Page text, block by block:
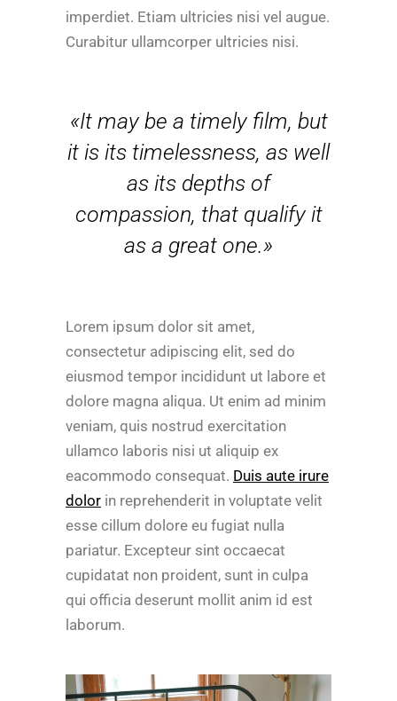
imperdiet. Etiam ultricies nisi vel augue.
Curabitur ullamcorper ultricies nisi.
«It may be a timely film, but
it is its timelessness, as well
as its depths of
compassion, that qualify it
as a great one.»
Lorem ipsum dolor sit amet,
consectetur adipiscing elit, sed do
eiusmod tempor incididunt ut labore et
dolore magna aliqua. Ut enim ad minim
veniam, quis nostrud exercitation
ullamco laboris nisi ut aliquip ex
eacommodo consequat. Duis aute irure
dolor in reprehenderit in voluptate velit
esse cillum dolore eu fugiat nulla
pariatur. Excepteur sint occaecat
cupidatat non proident, sunt in culpa
qui officia deserunt mollit anim id est
laborum.